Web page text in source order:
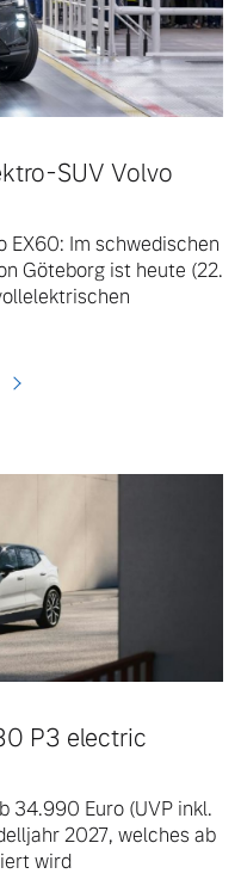
SUV Volvo
EX60: Im schwedischen
Göteborg ist heute (22.
P3 electric
34.990 Euro (UVP inkl.
2027, welches ab
wird